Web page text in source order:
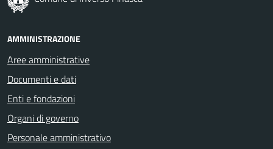
AMMINISTRAZIONE
Aree amministrative
Documenti e dati
Enti e fondazioni
Organi di governo
Personale amministrativo